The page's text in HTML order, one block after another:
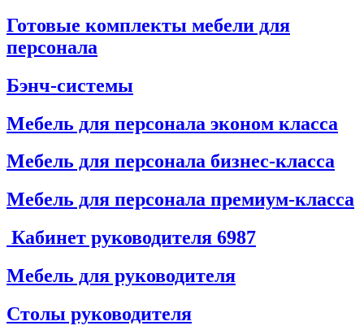
Готовые комплекты мебели для
персонала
Бэнч-системы
Мебель для персонала эконом класса
Мебель для персонала бизнес-класса
Мебель для персонала премиум-класса
Кабинет руководителя 6987
Мебель для руководителя
Столы руководителя